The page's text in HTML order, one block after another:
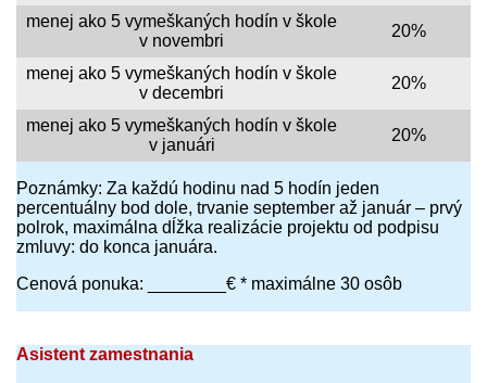
menej ako 5 vymeškaných hodín v škole
v novembri
20%
menej ako 5 vymeškaných hodín v škole
v decembri
20%
menej ako 5 vymeškaných hodín v škole
v januári
20%
Poznámky: Za každú hodinu nad 5 hodín jeden
percentuálny bod dole, trvanie september až január – prvý
polrok, maximálna dĺžka realizácie projektu od podpisu
zmluvy: do konca januára.
Cenová ponuka: ________€ * maximálne 30 osôb
Asistent zamestnania